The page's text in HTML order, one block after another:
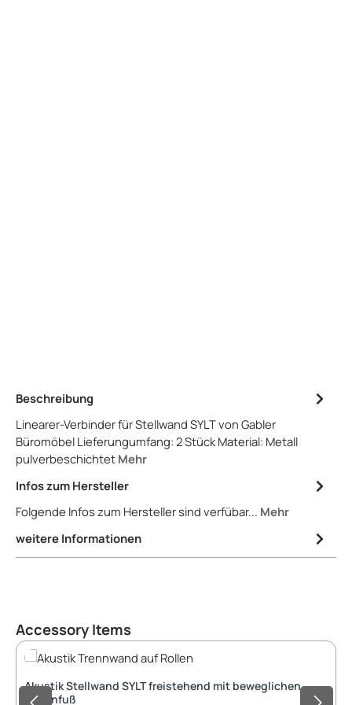
Beschreibung
Linearer-Verbinder für Stellwand SYLT von Gabler
Büromöbel Lieferungumfang: 2 Stück Material: Metall
pulverbeschichtet Mehr
Infos zum Hersteller
Folgende Infos zum Hersteller sind verfübar... Mehr
weitere Informationen
Produktgalerie überspringen
Accessory Items
Akustik Stellwand SYLT freistehend mit beweglichen
Rollenfuß